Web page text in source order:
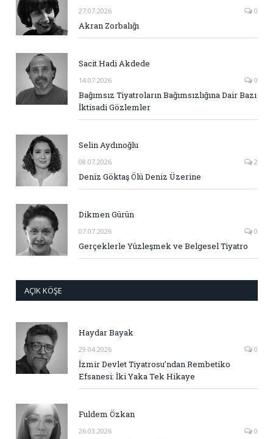
27.07.2026 0
Akran Zorbalığı
Sacit Hadi Akdede
14.07.2026 0
Bağımsız Tiyatroların Bağımsızlığına Dair Bazı
İktisadi Gözlemler
Selin Aydınoğlu
08.07.2026 2
Deniz Göktaş Ölü Deniz Üzerine
Dikmen Gürün
07.07.2026 0
Gerçeklerle Yüzleşmek ve Belgesel Tiyatro
AÇIK KÖŞE
Haydar Bayak
29.04.2026 0
İzmir Devlet Tiyatrosu’ndan Rembetiko
Efsanesi: İki Yaka Tek Hikaye
Fuldem Özkan
26.03.2026 0